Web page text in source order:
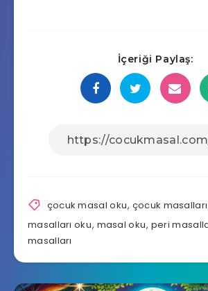
İçeriği Paylaş:
çocuk masal oku, çocuk masalları
masalları oku, masal oku, peri
masalları